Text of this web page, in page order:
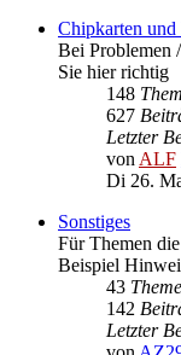
Chipkarten und
Bei Problemen
Sie hier richtig
148
627
Letzter
vonALF
Di 26.
Sonstiges
Für Themen
Beispiel
43
142
Letzter